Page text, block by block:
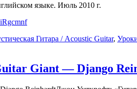
языке. Июль 2010 г.
Гитара / Acoustic Guitar,
Giant — Django